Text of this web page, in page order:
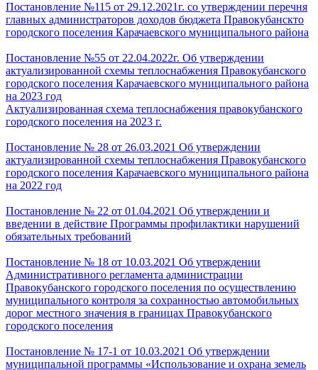
Постановление №115 от 29.12.2021г. со утверждении перечня
главных администраторов доходов бюджета Правокубанскто
городского поселения Карачаевского муниципального района
Постановление №55 от 22.04.2022г. Об утверждении
актуализированной схемы теплоснабжения Правокубанского
городского поселения Карачаевского муниципального района
на 2023 год
Актуализированная схема теплоснабжения правокубанского
городского поселения на 2023 г.
Постановление № 28 от 26.03.2021 Об утверждении
актуализированной схемы теплоснабжения Правокубанского
городского поселения Карачаевского муниципального района
на 2022 год
Постановление № 22 от 01.04.2021 Об утверждении и
введении в действие Программы профилактики нарушений
обязательных требований
Постановление № 18 от 10.03.2021 Об утверждении
Административного регламента администрации
Правокубанского городского поселения по осуществлению
муниципального контроля за сохранностью автомобильных
дорог местного значения в границах Правокубанского
городского поселения
Постановление № 17-1 от 10.03.2021 Об утверждении
муниципальной программы «Использование и охрана земель